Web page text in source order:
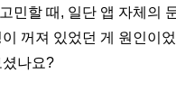
민할 때, 일단 앱 자체의
꺼져 있었던 게 원인이
나요?